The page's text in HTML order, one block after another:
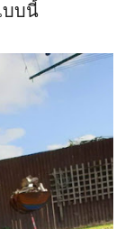
บบนี้